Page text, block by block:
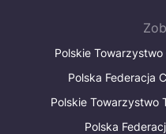
Polskie
Polska Federacja
Polskie Towarzystwo
Polska